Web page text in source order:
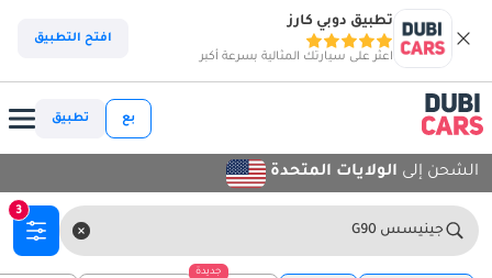
تطبيق دوبي كارز
اعثر على سيارتك المثالية بسرعة أكبر
افتح التطبيق
بع تطبيق
الشحن إلى الولايات المتحدة
جينيسس G90
3
جديدة